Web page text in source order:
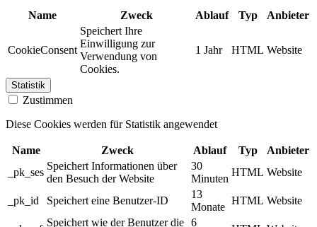
Name Zweck Ablauf Typ Anbieter
CookieConsent
Speichert Ihre
Einwilligung zur
Verwendung von
Cookies.
1 Jahr HTML Website
Statistik
Zustimmen
Diese Cookies werden für Statistik angewendet
Name Zweck Ablauf Typ
Anbieter
_pk_ses
Speichert Informationen über
den Besuch der Website
30
Minuten
HTML Website
_pk_id Speichert eine Benutzer-ID
13
Monate
HTML Website
Speichert wie der Benutzer die 6